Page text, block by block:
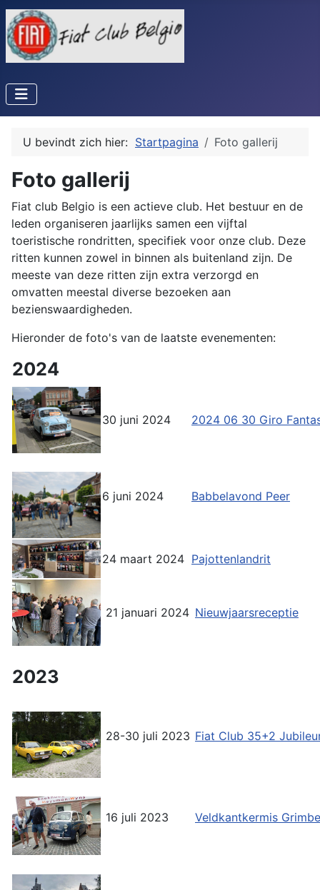
U bevindt zich hier: Startpagina Foto gallerij
Foto gallerij
Fiat club Belgio is een actieve club. Het bestuur en de
leden organiseren jaarlijks samen een vijftal
toeristische rondritten, specifiek voor onze club. Deze
ritten kunnen zowel in binnen als buitenland zijn. De
meeste van deze ritten zijn extra verzorgd en
omvatten meestal diverse bezoeken aan
bezienswaardigheden.
Hieronder de foto's van de laatste evenementen:
2024
30 juni 2024 2024 06 30 Giro
6 juni 2024 Babbelavond Peer
24 maart 2024 Pajottenlandrit
21 januari 2024 Nieuwjaarsreceptie
2023
28-30 juli 2023 Fiat Club 35+2
16 juli 2023 Veldkantkermis